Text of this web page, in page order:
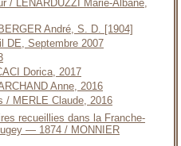
/ LENARDUZZI Marie-Albane,
André, S. D. [1904]
DE, Septembre 2007
Dorica, 2017
Anne, 2016
/ MERLE Claude, 2016
recueillies dans la Franche-
— 1874 / MONNIER